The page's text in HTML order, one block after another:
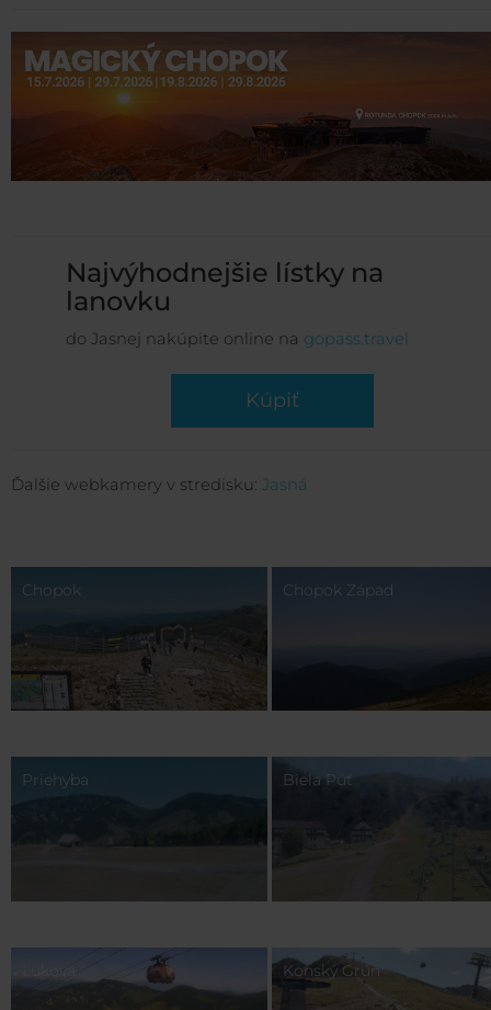
Najvýhodnejšie lístky na
lanovku
do Jasnej nakúpite online na gopass.travel
Kúpiť
Ďalšie webkamery v stredisku: Jasná
Chopok Chopok Západ
Priehyba Biela Púť
Konský Grúň